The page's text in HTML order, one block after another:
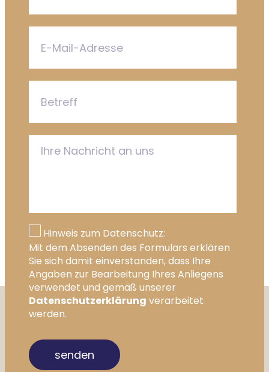
Hinweis zum Datenschutz:
Mit dem Absenden des Formulars erklären
Sie sich damit einverstanden, dass Ihre
Angaben zur Bearbeitung Ihres Anliegens
verwendet und gemäß unserer
Datenschutzerklärungverarbeitet
werden.